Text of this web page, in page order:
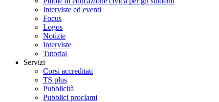
Interviste ed eventi
Focus
Logos
Notizie
Interviste
Tutorial
Servizi
Corsi accreditati
TS plus
Pubblicità
Pubblici proclami